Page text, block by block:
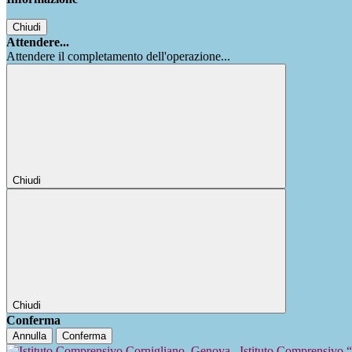
Chiudi
Attendere...
Attendere il completamento dell'operazione...
Chiudi
Chiudi
Conferma
Annulla Conferma